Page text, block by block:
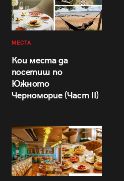
МЕСТА
Кои места да
посетиш по
Южното
Черноморие (Част II)